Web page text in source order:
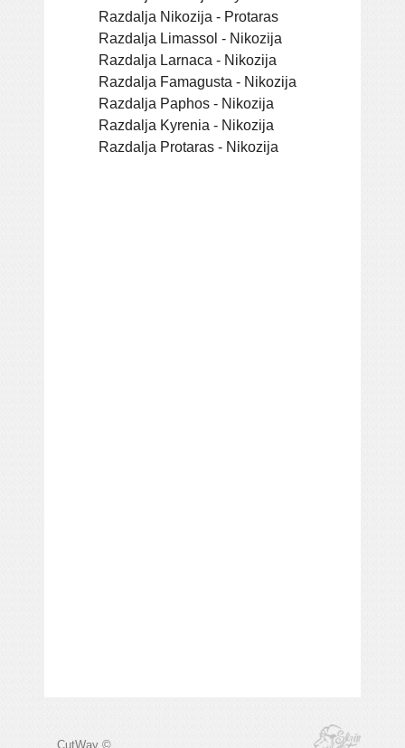
Razdalja Nikozija - Protaras
Razdalja Limassol - Nikozija
Razdalja Larnaca - Nikozija
Razdalja Famagusta - Nikozija
Razdalja Paphos - Nikozija
Razdalja Kyrenia - Nikozija
Razdalja Protaras - Nikozija
CutWay ©